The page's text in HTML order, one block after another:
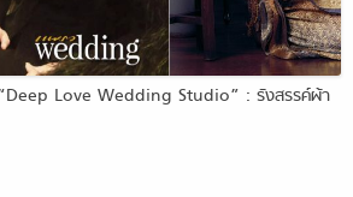
Love Wedding Studio” : รังสรรค์ผ้า